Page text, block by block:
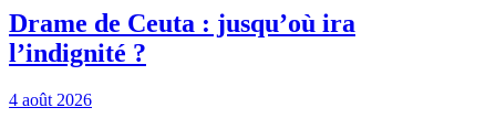
Drame de Ceuta : jusqu’où ira
l’indignité ?
4 août 2026